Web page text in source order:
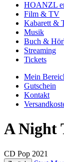
HOANZL
Film & TV
Kabarett &
Musik
Buch &
Streaming
Tickets
Mein
Gutschein
Kontakt
A Night
CD Pop 2021